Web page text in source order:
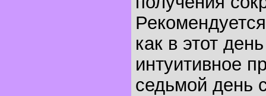
как в этот
интуитивное
седьмой день